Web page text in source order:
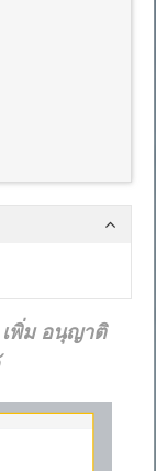
พิ่ม อนุญาติ